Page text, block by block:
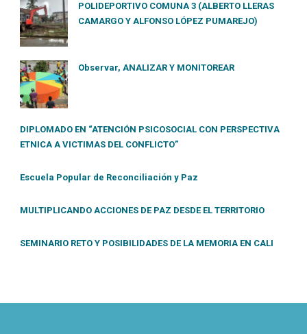
POLIDEPORTIVO COMUNA 3 (ALBERTO LLERAS
CAMARGO Y ALFONSO LÓPEZ PUMAREJO)
Observar, ANALIZAR Y MONITOREAR
DIPLOMADO EN “ATENCIÓN PSICOSOCIAL CON PERSPECTIVA
ETNICA A VICTIMAS DEL CONFLICTO”
Escuela Popular de Reconciliación y Paz
MULTIPLICANDO ACCIONES DE PAZ DESDE EL TERRITORIO
SEMINARIO RETO Y POSIBILIDADES DE LA MEMORIA EN CALI